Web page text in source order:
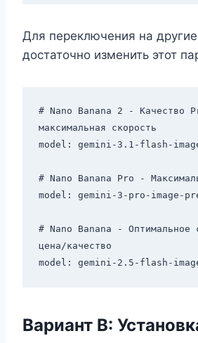
Для переключения на
достаточно изменить этот
# Nano Banana 2 - Качество
максимальная скорость
model: gemini-3.1-flash-
# Nano Banana Pro -
model: gemini-3-pro-image-
# Nano Banana - Оптимальное
цена/качество
Вариант B: